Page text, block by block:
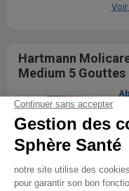
Voir
Hartmann
Medium 5 Gouttes